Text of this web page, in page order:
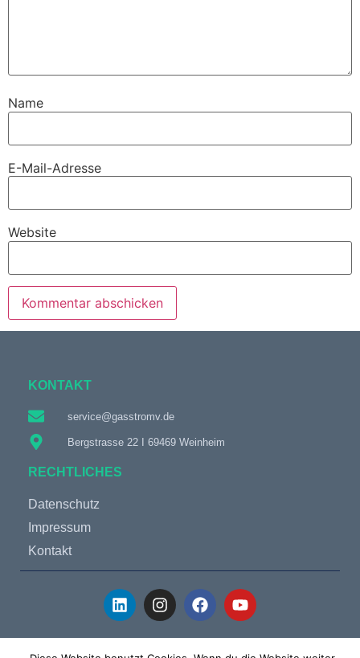
Name
E-Mail-Adresse
Website
KONTAKT
service@gasstromv.de
Bergstrasse 22 I 69469 Weinheim
RECHTLICHES
Datenschutz
Impressum
Kontakt